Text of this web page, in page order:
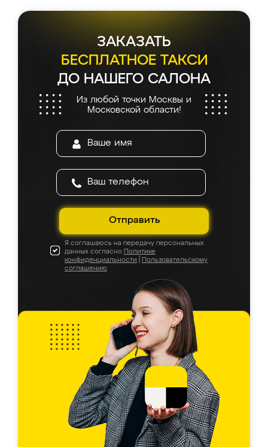
ЗАКАЗАТЬ
БЕСПЛАТНОЕ ТАКСИ
ДО НАШЕГО САЛОНА
Из любой точки Москвы и
Московской области!
Отправить
Я соглашаюсь на передачу персональных
данных согласно Политике
конфиденциальности
Пользовательскому
соглашению